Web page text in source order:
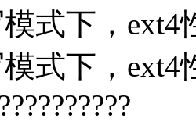
式下，
式下，